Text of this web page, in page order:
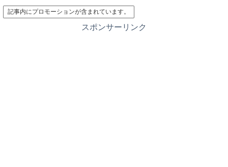
記事内にプロモーションが含まれています。
スポンサーリンク